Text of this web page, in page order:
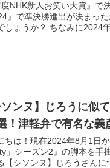
NHK新人お笑い大賞』で
』で準決勝進出が決まっ
存知でしょうか？ ちなみに
ソンヌ】じろうに似
！津軽弁で有名な義
ちは！現在2024年8月1日
」シーズン2』の脚本を手
【シソンヌ】じろうさん